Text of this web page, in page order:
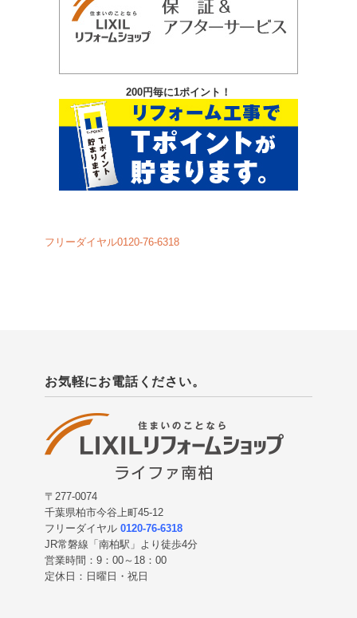
200円毎に1ポイント！
フリーダイヤル0120-76-6318
お気軽にお電話ください。
〒277-0074
千葉県柏市今谷上町45-12
フリーダイヤル 0120-76-6318
JR常磐線「南柏駅」より徒歩4分
営業時間：9：00～18：00
定休日：日曜日・祝日